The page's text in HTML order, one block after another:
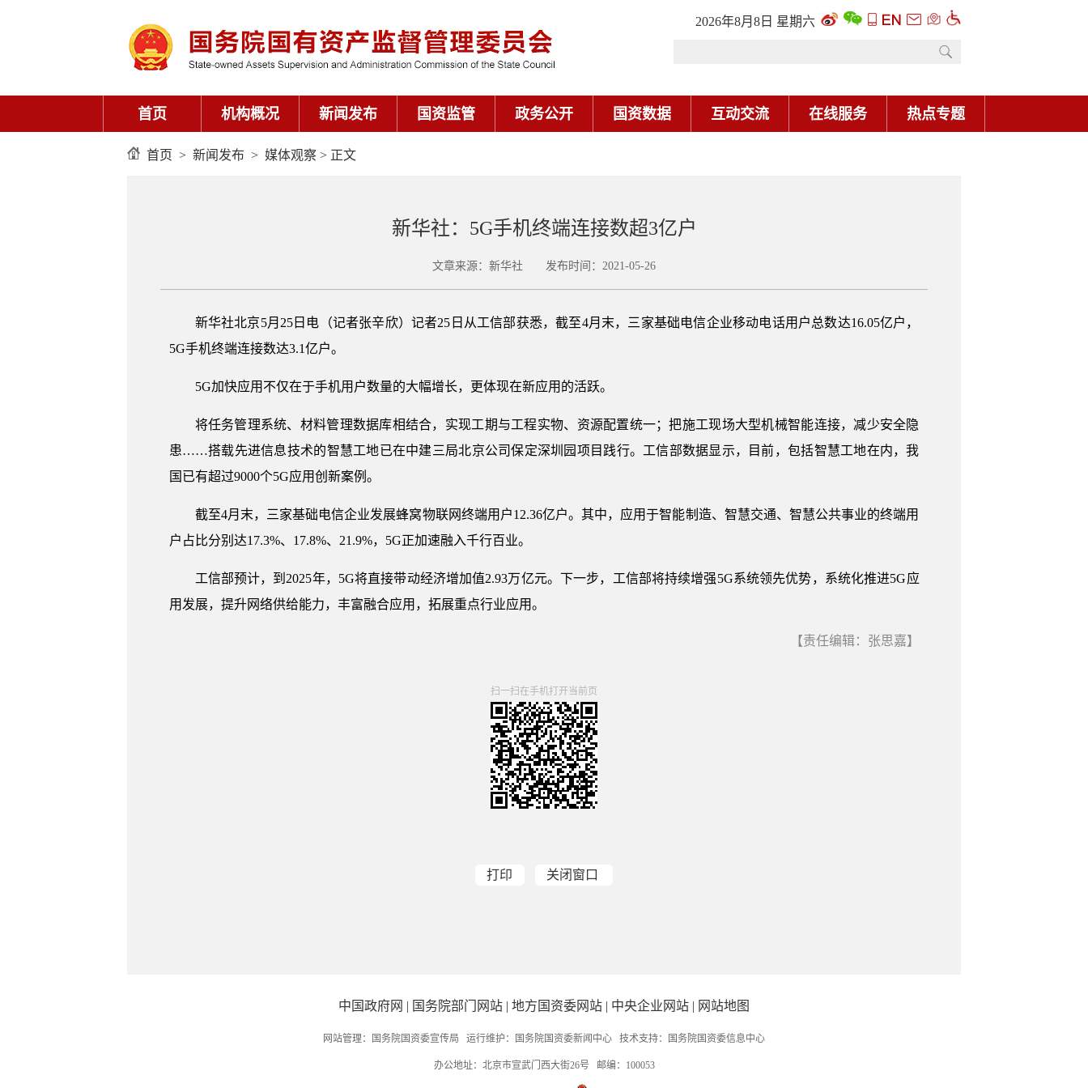
2026年8月8日 星期六
首页 机构概况 新闻发布 国资监管 政务公开 国资数据 互动交流 在线服务 热点专题
首页 > 新闻发布 > 媒体观察 > 正文
新华社：5G手机终端连接数超3亿户
文章来源：新华社 发布时间：2021-05-26
新华社北京5月25日电（记者张辛欣）记者25日从工信部获悉，截至4月末，三家基础电信企业移动电话用户总数达16.05亿户，
5G手机终端连接数达3.1亿户。
5G加快应用不仅在于手机用户数量的大幅增长，更体现在新应用的活跃。
将任务管理系统、材料管理数据库相结合，实现工期与工程实物、资源配置统一；把施工现场大型机械智能连接，减少安全隐
患……搭载先进信息技术的智慧工地已在中建三局北京公司保定深圳园项目践行。工信部数据显示，目前，包括智慧工地在内，我
国已有超过9000个5G应用创新案例。
截至4月末，三家基础电信企业发展蜂窝物联网终端用户12.36亿户。其中，应用于智能制造、智慧交通、智慧公共事业的终端用
户占比分别达17.3%、17.8%、21.9%，5G正加速融入千行百业。
工信部预计，到2025年，5G将直接带动经济增加值2.93万亿元。下一步，工信部将持续增强5G系统领先优势，系统化推进5G应
用发展，提升网络供给能力，丰富融合应用，拓展重点行业应用。
【责任编辑：张思嘉】
扫一扫在手机打开当前页
打印 关闭窗口